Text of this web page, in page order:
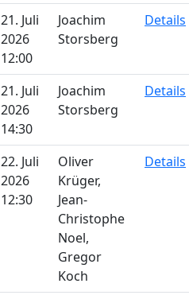
21. Juli
2026
12:00
Joachim
Storsberg
Details
21. Juli
2026
14:30
Joachim
Storsberg
Details
22. Juli
2026
12:30
Oliver
Krüger,
Jean-
Christophe
Noel,
Gregor
Koch
Details